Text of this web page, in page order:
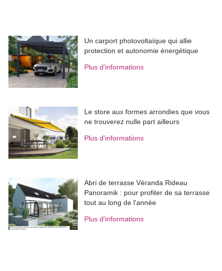
Un carport photovoltaïque qui allie
protection et autonomie énergétique
Plus d'informations
Le store aux formes arrondies que vous
ne trouverez nulle part ailleurs
Plus d'informations
Abri de terrasse Véranda Rideau
Panoramik : pour profiter de sa terrasse
tout au long de l'année
Plus d'informations